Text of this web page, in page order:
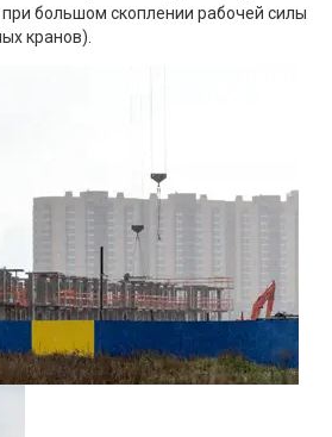
большом скоплении рабочей силы
кранов).